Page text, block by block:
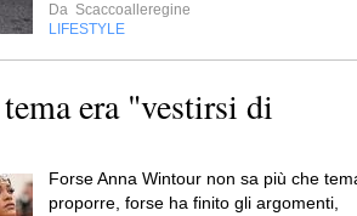
Da Scaccoalleregine
LIFESTYLE
era "vestirsi di
Forse Anna Wintour non sa più che
proporre, forse ha finito gli argomenti,